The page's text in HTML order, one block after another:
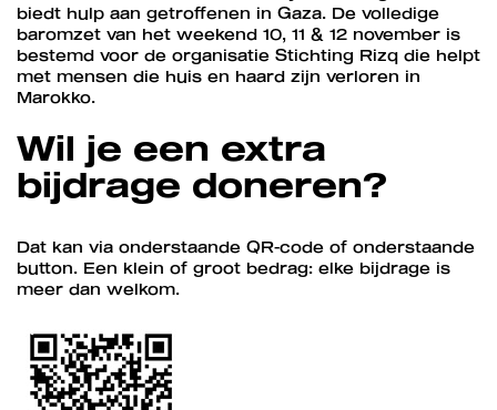
biedt hulp aan getroffenen in Gaza. De volledige
baromzet van het weekend 10, 11 & 12 november is
bestemd voor de organisatie Stichting Rizq die helpt
met mensen die huis en haard zijn verloren in
Marokko.
Wil je een extra
bijdrage doneren?
Dat kan via onderstaande QR-code of onderstaande
button. Een klein of groot bedrag: elke bijdrage is
meer dan welkom.